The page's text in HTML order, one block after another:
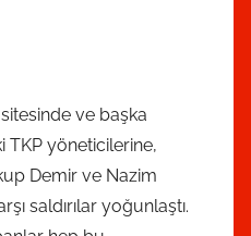
t
a
ve başka
TKP yöneticilerine,
Demir ve Nazim
saldırılar yoğunlaştı.